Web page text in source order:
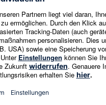
in
E-Mail-
Es gelten die